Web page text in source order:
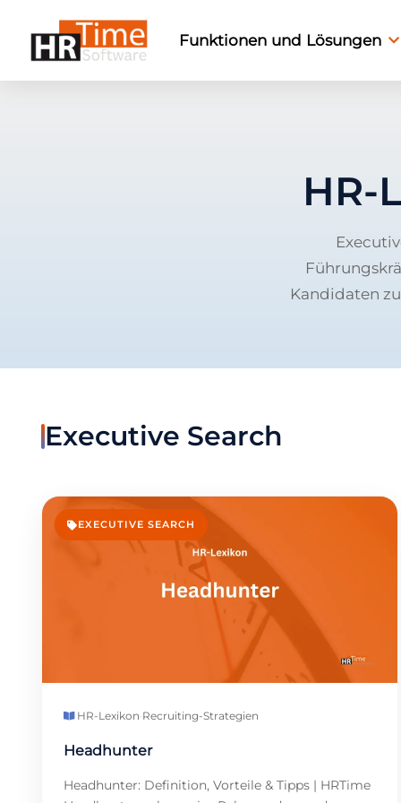
Funktionen und Lösungen
HR-
Kandidaten
Executive Search
EXECUTIVE SEARCH
HR-Lexikon·Recruiting-Strategien
Headhunter
Headhunter: Definition, Vorteile & Tipps | HRTime